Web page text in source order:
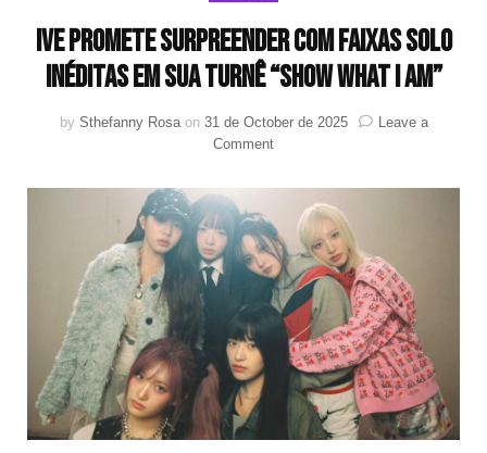
IVE promete surpreender com faixas solo
inéditas em sua turnê “SHOW WHAT I AM”
by Sthefanny Rosa on 31 de October de 2025
Leave a
Commenton
promete
surpreender
com
faixas
solo
inéditas
em
sua
turnê
“SHOW
WHAT